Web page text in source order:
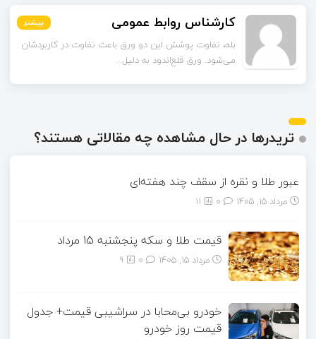
بیشتر اسماعیل زاده بیشتر
تا قبل از خوندن این مقاله فکر می‌کردم ورق قلع‌اندود
همون ورق گالوانیزه است. تفاو...
بیشتر
بیشتر
بیشتر
بیشتر
تریدرها در حال مشاهده چه مقالاتی هستند؟
عبور طلا و نقره از سقف چند هفته‌ای
مرداد ۱۵, ۱۴۰۵ 11
قیمت طلا و سکه پنجشنبه 15 مرداد
مرداد ۱۵, ۱۴۰۵ 9
خودرو بی‌محابا در سراشیبی قیمت+ جدول
قیمت روز خودرو